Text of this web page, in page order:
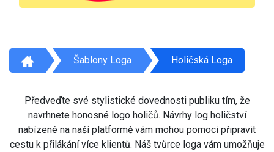
Šablony Loga Holičská Loga
Předveďte své stylistické dovednosti publiku tím, že
navrhnete honosné logo holičů. Návrhy log holičství
nabízené na naší platformě vám mohou pomoci připravit
cestu k přilákání více klientů. Náš tvůrce loga vám umožňuje